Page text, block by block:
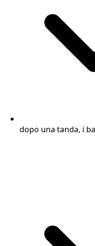
dopo una tanda, i